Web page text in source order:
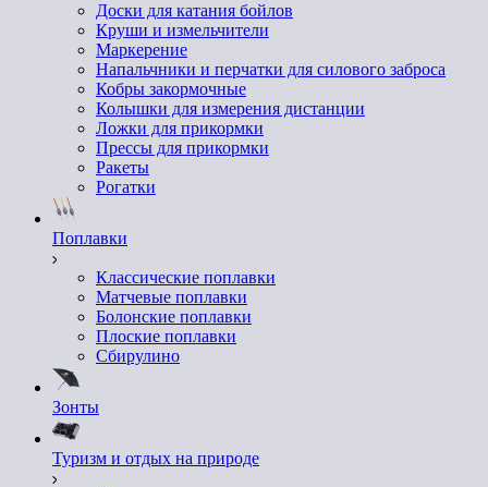
Доски для катания бойлов
Круши и измельчители
Маркерение
Напальчники и перчатки для силового заброса
Кобры закормочные
Колышки для измерения дистанции
Ложки для прикормки
Пресcы для прикормки
Ракеты
Рогатки
Поплавки
Классические поплавки
Матчевые поплавки
Болонские поплавки
Плоские поплавки
Сбирулино
Зонты
Туризм и отдых на природе